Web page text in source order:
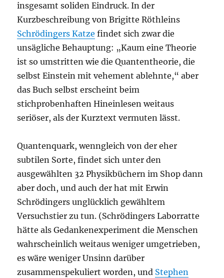
insgesamt soliden Eindruck. In der
Kurzbeschreibung von Brigitte Röthleins
Schrödingers Katze findet sich zwar die
unsägliche Behauptung: „Kaum eine Theorie
ist so umstritten wie die Quantentheorie, die
selbst Einstein mit vehement ablehnte,“ aber
das Buch selbst erscheint beim
stichprobenhaften Hineinlesen weitaus
seriöser, als der Kurztext vermuten lässt.
Quantenquark, wenngleich von der eher
subtilen Sorte, findet sich unter den
ausgewählten 32 Physikbüchern im Shop dann
aber doch, und auch der hat mit Erwin
Schrödingers unglücklich gewähltem
Versuchstier zu tun. (Schrödingers Laborratte
hätte als Gedankenexperiment die Menschen
wahrscheinlich weitaus weniger umgetrieben,
es wäre weniger Unsinn darüber
zusammenspekuliert worden, und Stephen